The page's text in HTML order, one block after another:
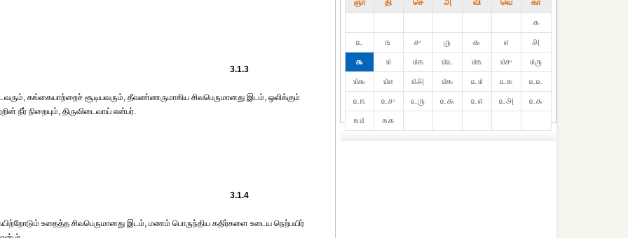
3.1.3
கங்கையாற்றைச் சூடியவரும், தீவண்ணருமாகிய சிவபெருமானது இடம், ஒலிக்கும்
நீர் நிறையும், திருவிடைவாய் என்பர்.
3.1.4
உதைத்த சிவபெருமானது இடம், மணம் பொருந்திய கதிர்களை உடைய நெற்பயிர்
ஞா தி் செ அ வி வெ கா
௧
௨
௩ ௪ ௫ ௬ ௭
௮
௯
௰ ௰௧ ௰௨ ௰௩ ௰௪
௰௫
௰௬
௰௭ ௰௮ ௰௯ ௨௰ ௨௧
௨௨
௨௩
௨௪ ௨௫ ௨௬ ௨௭ ௨௮
௨௯
௩௰
௩௧